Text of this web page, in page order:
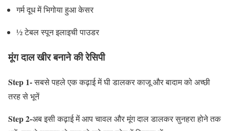
गर्म दूध में भिगोया हुआ केसर
½ टेबल स्पून इलाइची पाउडर
मूंग दाल खीर बनाने की रेसिपी
Step 1-सबसे पहले एक कढ़ाई में घी डालकर काजू और बादाम को अच्छी
तरह से भूनें
Step 2-अब इसी कढ़ाई में आप चावल और मूंग दाल डालकर सुनहरा होने तक